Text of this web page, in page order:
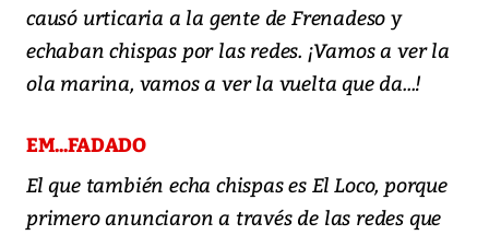
causó urticaria a la gente de Frenadeso y
echaban chispas por las redes. ¡Vamos a ver la
ola marina, vamos a ver la vuelta que da...!
EM...FADADO
El que también echa chispas es El Loco, porque
primero anunciaron a través de las redes que